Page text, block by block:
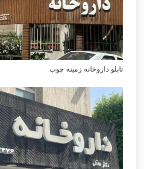
تابلو داروخانه زمینه چوب